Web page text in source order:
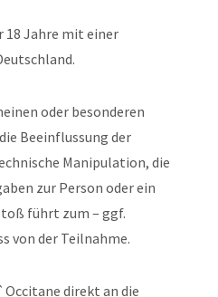
18 Jahre mit einer
oder besonderen
Beeinflussung der
Manipulation, die
zur Person oder ein
führt zum – ggf.
von der Teilnahme.
direkt an die